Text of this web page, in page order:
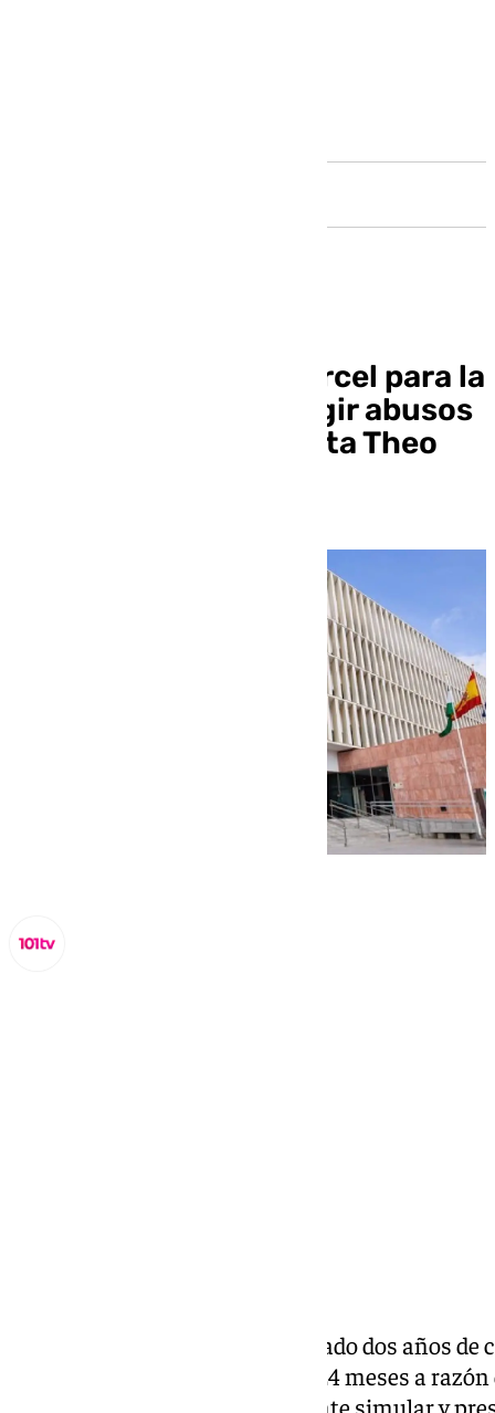
Piden dos años de cárcel para la
mujer acusada de fingir abusos
por parte del futbolista Theo
La Fiscalía de Málaga ha solicitado dos años de
—dispuestos en una multa de 24 meses a